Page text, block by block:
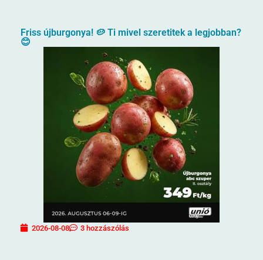
Friss újburgonya! 🥔 Ti mivel szeretitek a legjobban?
😊
2026-08-08 3 hozzászólás